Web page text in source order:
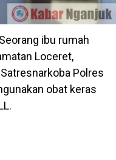
ibu rumah
Loceret,
Polres
obat keras